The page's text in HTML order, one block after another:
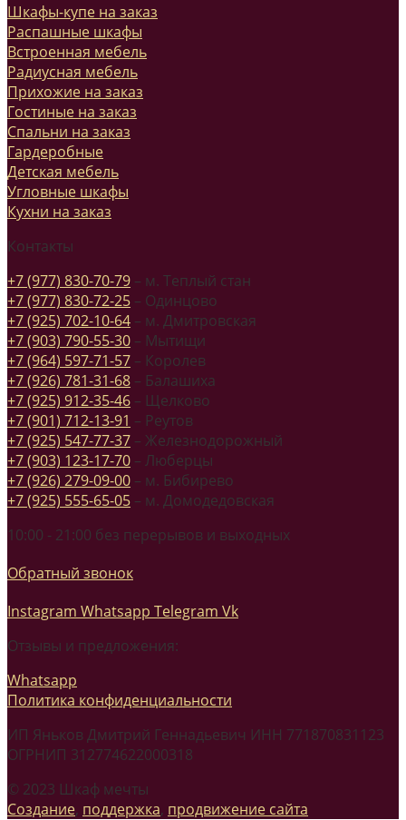
Шкафы-купе на заказ
Распашные шкафы
Встроенная мебель
Радиусная мебель
Прихожие на заказ
Гостиные на заказ
Спальни на заказ
Гардеробные
Детская мебель
Угловные шкафы
Кухни на заказ
Контакты
+7 (977) 830-70-79 – м. Теплый стан
+7 (977) 830-72-25 – Одинцово
+7 (925) 702-10-64 – м. Дмитровская
+7 (903) 790-55-30 – Мытищи
+7 (964) 597-71-57 – Королев
+7 (926) 781-31-68 – Балашиха
+7 (925) 912-35-46 – Щелково
+7 (901) 712-13-91 – Реутов
+7 (925) 547-77-37 – Железнодорожный
+7 (903) 123-17-70 – Люберцы
+7 (926) 279-09-00 – м. Бибирево
+7 (925) 555-65-05 – м. Домодедовская
10:00 - 21:00 без перерывов и выходных
Обратный звонок
Instagram Whatsapp Telegram Vk
Отзывы и предложения:
Whatsapp
Политика конфиденциальности
ИП Яньков Дмитрий Геннадьевич ИНН 771870831123
ОГРНИП 312774622000318
© 2023 Шкаф мечты
Создание, поддержка, продвижение сайта